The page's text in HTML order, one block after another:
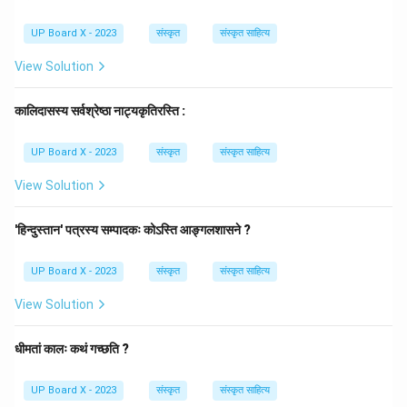
UP Board X - 2023 संस्कृत संस्कृत साहित्य
View Solution
कालिदासस्य सर्वश्रेष्ठा नाट्यकृतिरस्ति :
UP Board X - 2023 संस्कृत संस्कृत साहित्य
View Solution
'हिन्दुस्तान' पत्रस्य सम्पादकः कोऽस्ति आङ्गलशासने ?
UP Board X - 2023 संस्कृत संस्कृत साहित्य
View Solution
धीमतां कालः कथं गच्छति ?
UP Board X - 2023 संस्कृत संस्कृत साहित्य